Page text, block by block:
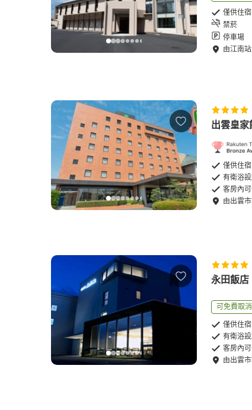
僅供住宿
禁菸
停車場
由江南站
出雲皇家
僅供住宿
有衛浴
客房內
由出雲
永田飯店
可免費取消
僅供住宿
有衛浴
客房內
由出雲